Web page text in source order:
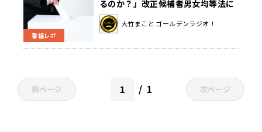
番組レポ
るのか？」改正候補者男女均等法に
期待〜10月12日「大竹まこと ゴー
ルデンラジオ」
大竹まこと ゴールデンラジオ！
前ページ 1 次ページ